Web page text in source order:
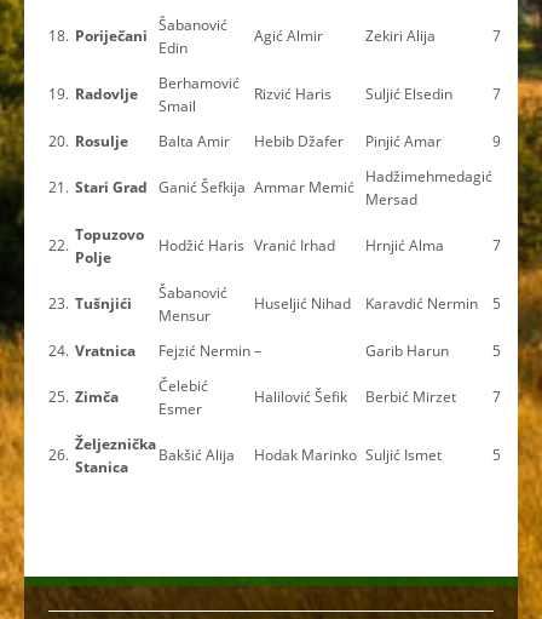
18. Poriječani
Šabanović
Edin
Agić Almir Zekiri Alija 7
19. Radovlje
Berhamović
Smail
Rizvić Haris Suljić Elsedin 7
20. Rosulje Balta Amir Hebib Džafer Pinjić Amar 9
21. Stari Grad Ganić Šefkija Ammar Memić
Hadžimehmedagić
Mersad
22.
Topuzovo
Polje
Hodžić Haris Vranić Irhad Hrnjić Alma 7
23. Tušnjići
Šabanović
Mensur
Huseljić Nihad Karavdić Nermin 5
24. Vratnica Fejzić Nermin– Garib Harun 5
25. Zimča
Čelebić
Esmer
Halilović Šefik Berbić Mirzet 7
26.
Željeznička
Stanica
Bakšić Alija Hodak Marinko Suljić Ismet 5